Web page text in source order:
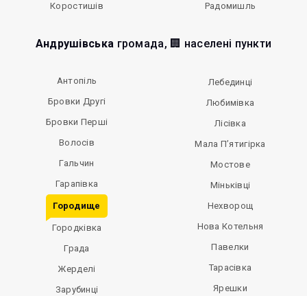
Коростишів
Радомишль
Андрушівська громада, 🏢 населені пункти
Антопіль
Бровки Другі
Бровки Перші
Волосів
Гальчин
Гарапівка
Городище
Городківка
Града
Жерделі
Зарубинці
Лебединці
Любимівка
Лісівка
Мала П’ятигірка
Мостове
Міньківці
Нехворощ
Нова Котельня
Павелки
Тарасівка
Ярешки